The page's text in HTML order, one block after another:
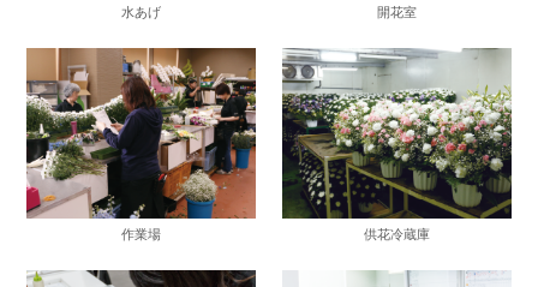
水あげ 開花室
作業場 供花冷蔵庫